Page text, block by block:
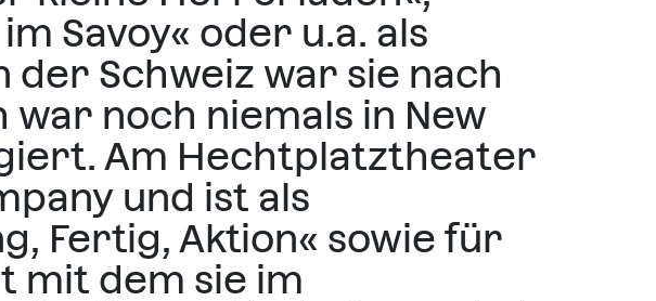
Savoy« oder u.a. als
der Schweiz war sie nach
war noch niemals in New
Am Hechtplatztheater
und ist als
Fertig, Aktion« sowie für
mit dem sie im